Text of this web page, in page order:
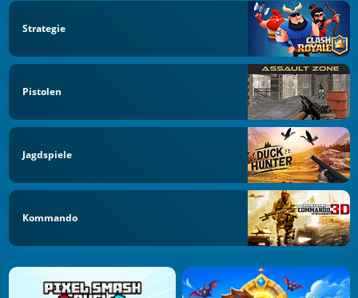
Strategie
Pistolen
Jagdspiele
Kommando